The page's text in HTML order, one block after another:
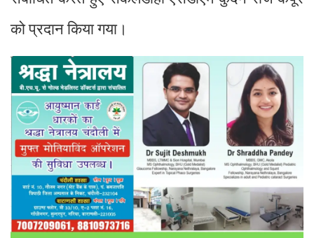
को प्रदान किया गया।